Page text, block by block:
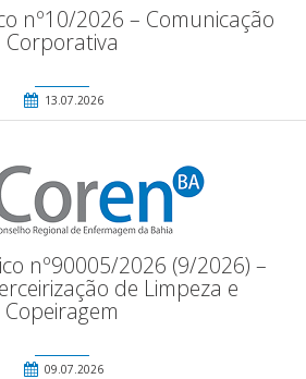
nº10/2026 – Comunicação
Corporativa
13.07.2026
nº90005/2026 (9/2026) –
de Limpeza e
Copeiragem
09.07.2026